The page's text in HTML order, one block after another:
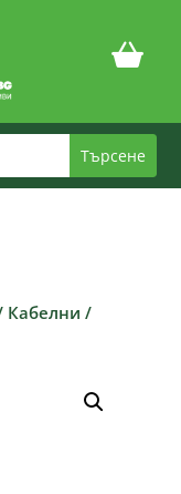
Кабелни /